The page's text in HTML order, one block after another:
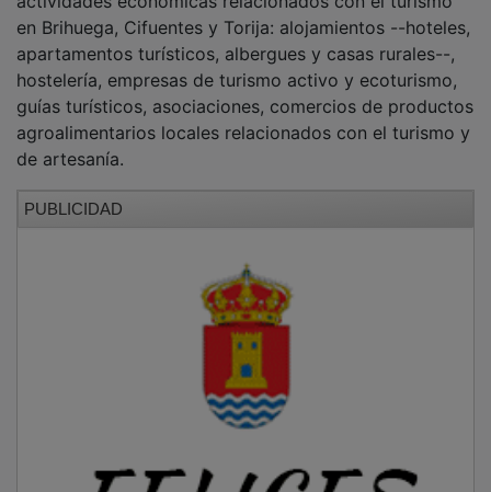
en Brihuega, Cifuentes y Torija: alojamientos --hoteles,
apartamentos turísticos, albergues y casas rurales--,
hostelería, empresas de turismo activo y ecoturismo,
guías turísticos, asociaciones, comercios de productos
agroalimentarios locales relacionados con el turismo y
de artesanía.